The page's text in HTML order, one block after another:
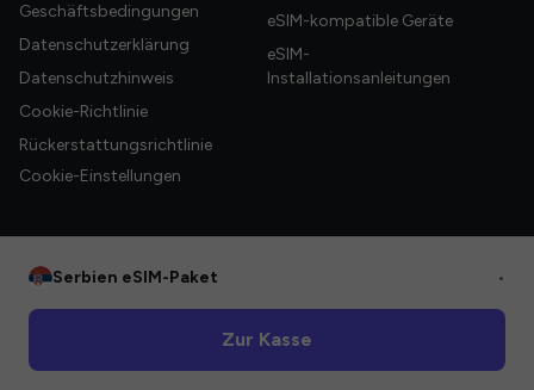
Geschäftsbedingungen
Datenschutzerklärung
Datenschutzhinweis
Cookie-Richtlinie
Rückerstattungsrichtlinie
Cookie-Einstellungen
eSIM-kompatible Geräte
eSIM-
Installationsanleitungen
Serbien eSIM-Paket •
Zur Kasse